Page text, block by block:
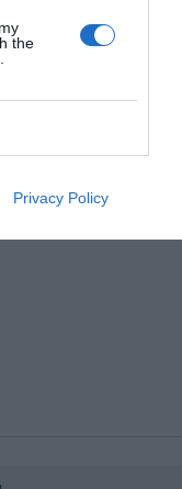
the
Privacy Policy
per gruppi